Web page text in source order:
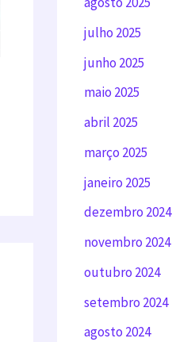
julho 2025
junho 2025
maio 2025
abril 2025
março 2025
janeiro 2025
dezembro 2024
novembro 2024
outubro 2024
setembro 2024
agosto 2024